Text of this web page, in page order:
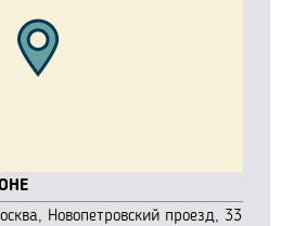
Новопетровский проезд, 33